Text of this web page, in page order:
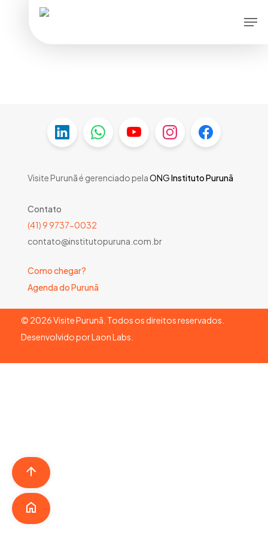
Visite Purunã é gerenciado pelaONGInstituto Purunã
Contato
(41) 9 9737-0032
contato@institutopuruna.com.br
Como chegar?
Agenda do Purunã
© 2026Visite Purunã. Todos os direitos reservados.
Desenvolvido porLaon Labs